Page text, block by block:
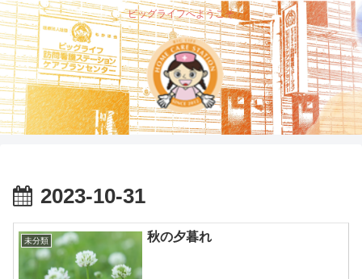
ビッグライフへようこそ
2023-10-31
未分類 秋の夕暮れ